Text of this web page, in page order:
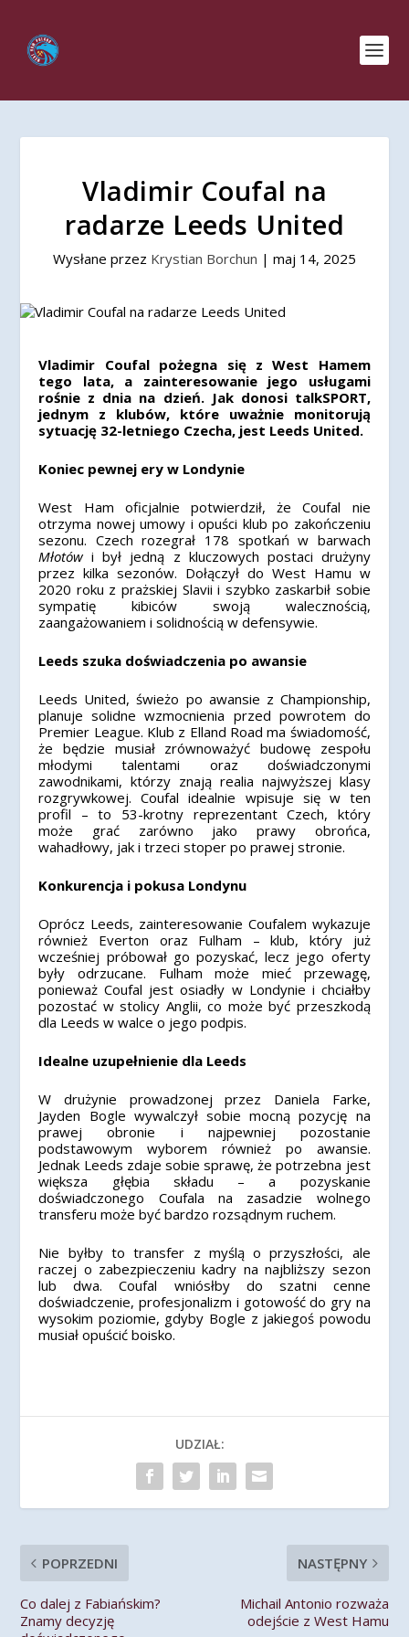
Vladimir Coufal na
radarze Leeds United
Wysłane przez Krystian Borchun | maj 14, 2025
Vladimir Coufal pożegna się z West Hamem
tego lata, a zainteresowanie jego usługami
rośnie z dnia na dzień. Jak donosi talkSPORT,
jednym z klubów, które uważnie monitorują
sytuację 32-letniego Czecha, jest Leeds United.
Koniec pewnej ery w Londynie
West Ham oficjalnie potwierdził, że Coufal nie
otrzyma nowej umowy i opuści klub po zakończeniu
sezonu. Czech rozegrał 178 spotkań w barwach
Młotów i był jedną z kluczowych postaci drużyny
przez kilka sezonów. Dołączył do West Hamu w
2020 roku z prażskiej Slavii i szybko zaskarbił sobie
sympatię kibiców swoją walecznością,
zaangażowaniem i solidnością w defensywie.
Leeds szuka doświadczenia po awansie
Leeds United, świeżo po awansie z Championship,
planuje solidne wzmocnienia przed powrotem do
Premier League. Klub z Elland Road ma świadomość,
że będzie musiał zrównoważyć budowę zespołu
młodymi talentami oraz doświadczonymi
zawodnikami, którzy znają realia najwyższej klasy
rozgrywkowej. Coufal idealnie wpisuje się w ten
profil – to 53-krotny reprezentant Czech, który
może grać zarówno jako prawy obrońca,
wahadłowy, jak i trzeci stoper po prawej stronie.
Konkurencja i pokusa Londynu
Oprócz Leeds, zainteresowanie Coufalem wykazuje
również Everton oraz Fulham – klub, który już
wcześniej próbował go pozyskać, lecz jego oferty
były odrzucane. Fulham może mieć przewagę,
ponieważ Coufal jest osiadły w Londynie i chciałby
pozostać w stolicy Anglii, co może być przeszkodą
dla Leeds w walce o jego podpis.
Idealne uzupełnienie dla Leeds
W drużynie prowadzonej przez Daniela Farke,
Jayden Bogle wywalczył sobie mocną pozycję na
prawej obronie i najpewniej pozostanie
podstawowym wyborem również po awansie.
Jednak Leeds zdaje sobie sprawę, że potrzebna jest
większa głębia składu – a pozyskanie
doświadczonego Coufala na zasadzie wolnego
transferu może być bardzo rozsądnym ruchem.
Nie byłby to transfer z myślą o przyszłości, ale
raczej o zabezpieczeniu kadry na najbliższy sezon
lub dwa. Coufal wniósłby do szatni cenne
doświadczenie, profesjonalizm i gotowość do gry na
wysokim poziomie, gdyby Bogle z jakiegoś powodu
musiał opuścić boisko.
UDZIAŁ:
POPRZEDNI
Co dalej z Fabiańskim?
Znamy decyzję
NASTĘPNY
Michail Antonio rozważa
odejście z West Hamu